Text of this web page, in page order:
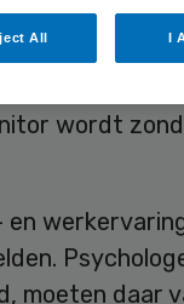
Instituut
van
wordt
en
moeten daar
All I